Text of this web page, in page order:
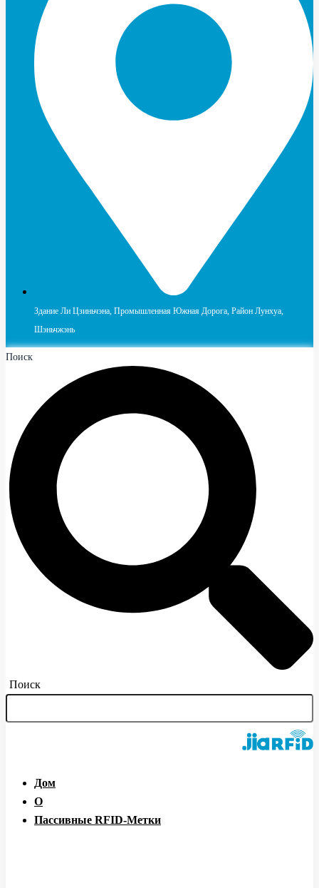
Здание Ли Цзиньчэна, Промышленная Южная Дорога, Район Лунхуа,
Шэньчжэнь
Поиск
Поиск
Дом
О
Пассивные RFID-Метки